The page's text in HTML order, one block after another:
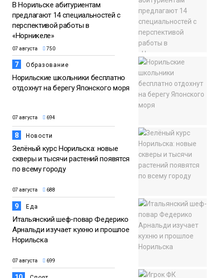
В Норильске абитуриентам
предлагают 14 специальностей с
перспективой работы в
«Норникеле»
07 августа 750
7 Образование
Норильские школьники бесплатно
отдохнут на берегу Японского моря
07 августа 694
8 Новости
Зелёный курс Норильска: новые
скверы и тысячи растений появятся
по всему городу
07 августа 688
9 Еда
Итальянский шеф-повар Федерико
Арнальди изучает кухню и прошлое
Норильска
07 августа 699